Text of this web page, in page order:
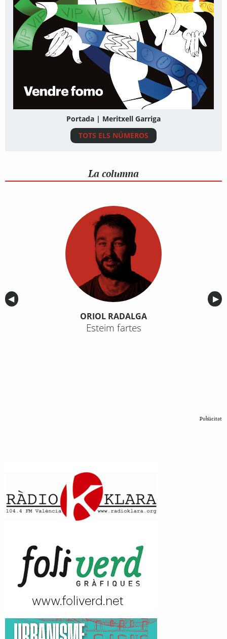
Portada | Meritxell Garriga
TOTS ELS NÚMEROS
La columna
Anterior
◀︎ ▶︎
ORIOL RADALGA
Esteim fartes
Publicitat